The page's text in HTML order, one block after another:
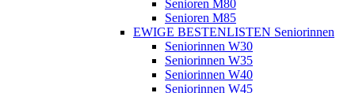
Senioren M80
Senioren M85
EWIGE BESTENLISTEN Seniorinnen
Seniorinnen W30
Seniorinnen W35
Seniorinnen W40
Seniorinnen W45